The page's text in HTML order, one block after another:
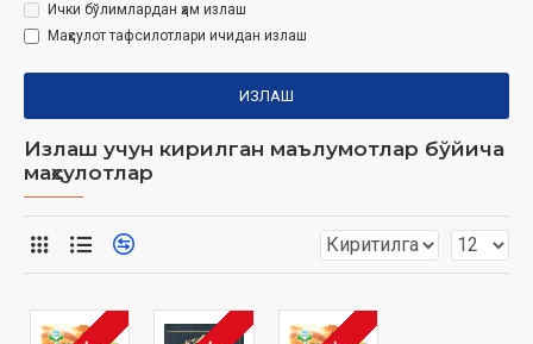
Ички бўлимлардан ҳам излаш
Маҳсулот тафсилотлари ичидан излаш
ИЗЛАШ
Излаш учун кирилган маълумотлар бўйича
маҳсулотлар